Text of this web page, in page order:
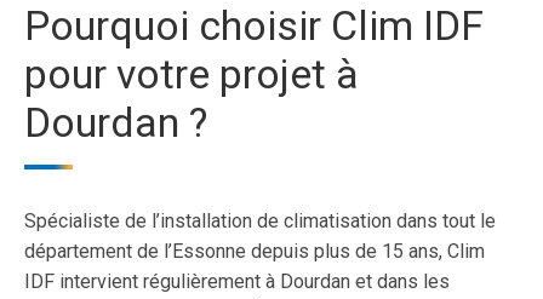
Pourquoi choisir Clim IDF
pour votre projet à
Dourdan ?
Spécialiste de l’installation de climatisation dans tout le
département de l’Essonne depuis plus de 15 ans, Clim
IDF intervient régulièrement à Dourdan et dans les